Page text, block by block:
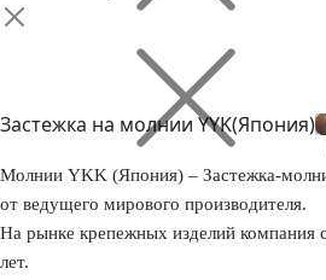
Застежка на молнии YYK(Япония)
Молнии YKK (Япония) – Застежка-
от ведущего мирового производителя.
На рынке крепежных изделий компания
лет.